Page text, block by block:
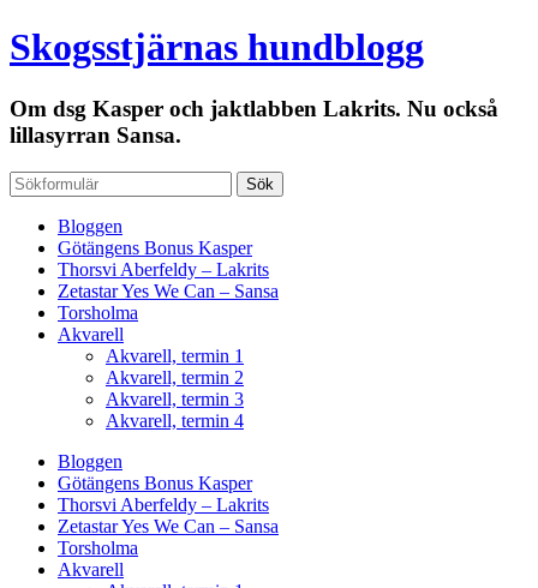
Skogsstjärnas hundblogg
Om dsg Kasper och jaktlabben Lakrits. Nu också
lillasyrran Sansa.
Bloggen
Götängens Bonus Kasper
Thorsvi Aberfeldy – Lakrits
Zetastar Yes We Can – Sansa
Torsholma
Akvarell
Akvarell, termin 1
Akvarell, termin 2
Akvarell, termin 3
Akvarell, termin 4
Bloggen
Götängens Bonus Kasper
Thorsvi Aberfeldy – Lakrits
Zetastar Yes We Can – Sansa
Torsholma
Akvarell